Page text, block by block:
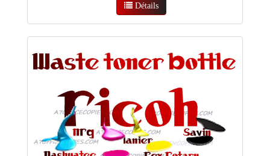
Détails